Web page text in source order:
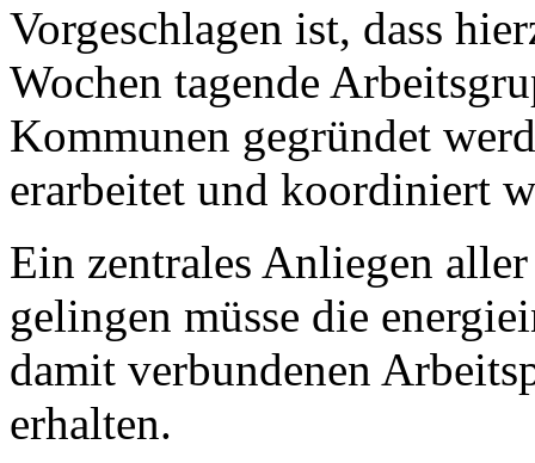
Vorgeschlagen ist, dass
Wochen tagende
Kommunen gegründet
erarbeitet und koordiniert
Ein zentrales Anliegen
gelingen müsse die
damit verbundenen
erhalten.